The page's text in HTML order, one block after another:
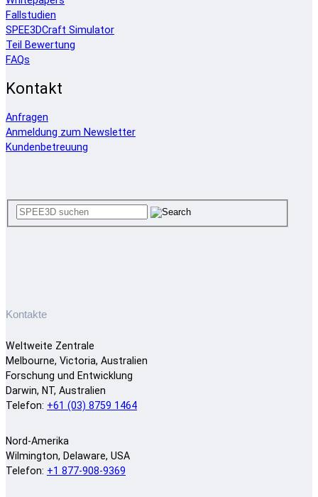
Fallstudien
SPEE3DCraft Simulator
Teil Bewertung
FAQs
Kontakt
Anfragen
Anmeldung zum Newsletter
Kundenbetreuung
Kontakte
Weltweite Zentrale
Melbourne, Victoria, Australien
Forschung und Entwicklung
Darwin, NT, Australien
Telefon: +61 (03) 8759 1464
Nord-Amerika
Wilmington, Delaware, USA
Telefon: +1 877-908-9369